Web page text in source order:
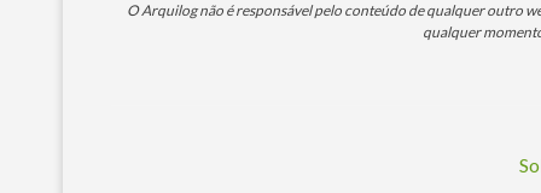
O Arquilog não é responsável pelo conteúdo de qualquer outro
qualquer